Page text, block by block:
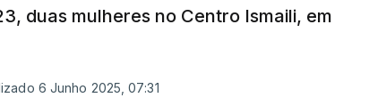
duas mulheres no Centro Ismaili, em
6 Junho 2025, 07:31